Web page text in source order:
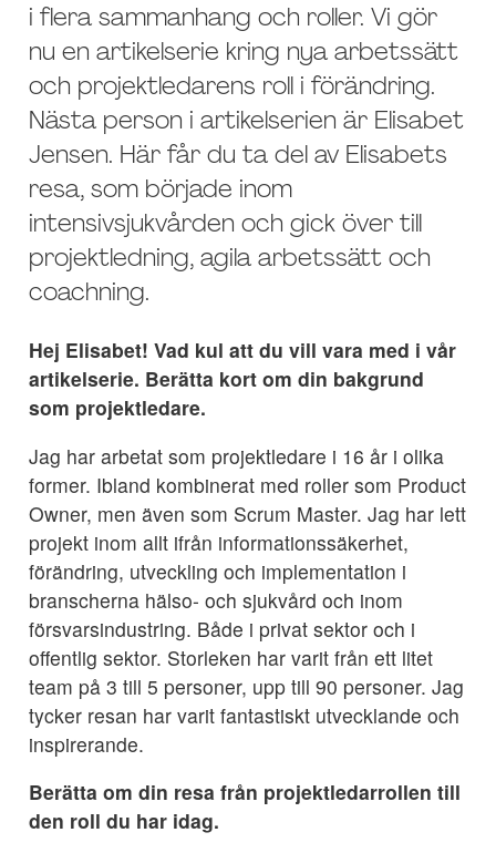
i flera sammanhang och roller. Vi gör
nu en artikelserie kring nya arbetssätt
och projektledarens roll i förändring.
Nästa person i artikelserien är Elisabet
Jensen. Här får du ta del av Elisabets
resa, som började inom
intensivsjukvården och gick över till
projektledning, agila arbetssätt och
coachning.
Hej Elisabet! Vad kul att du vill vara med i vår
artikelserie. Berätta kort om din bakgrund
som projektledare.
Jag har arbetat som projektledare i 16 år i olika
former. Ibland kombinerat med roller som Product
Owner, men även som Scrum Master. Jag har lett
projekt inom allt ifrån informationssäkerhet,
förändring, utveckling och implementation i
branscherna hälso- och sjukvård och inom
försvarsindustring. Både i privat sektor och i
offentlig sektor. Storleken har varit från ett litet
team på 3 till 5 personer, upp till 90 personer. Jag
tycker resan har varit fantastiskt utvecklande och
inspirerande.
Berätta om din resa från projektledarrollen till
den roll du har idag.